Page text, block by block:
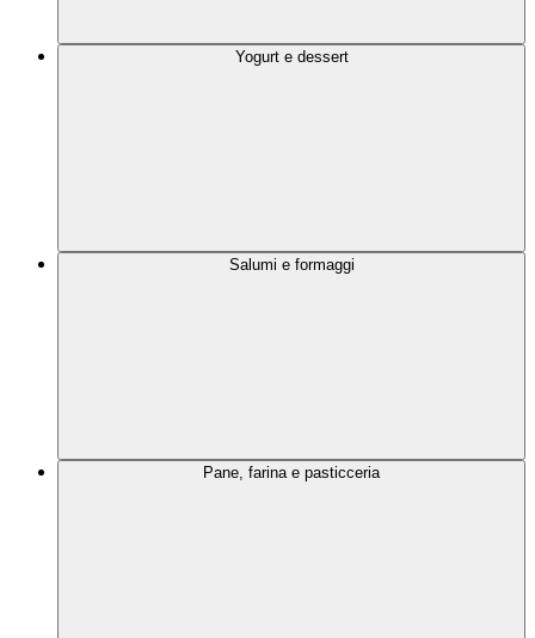
Yogurt e dessert
Salumi e formaggi
Pane, farina e pasticceria